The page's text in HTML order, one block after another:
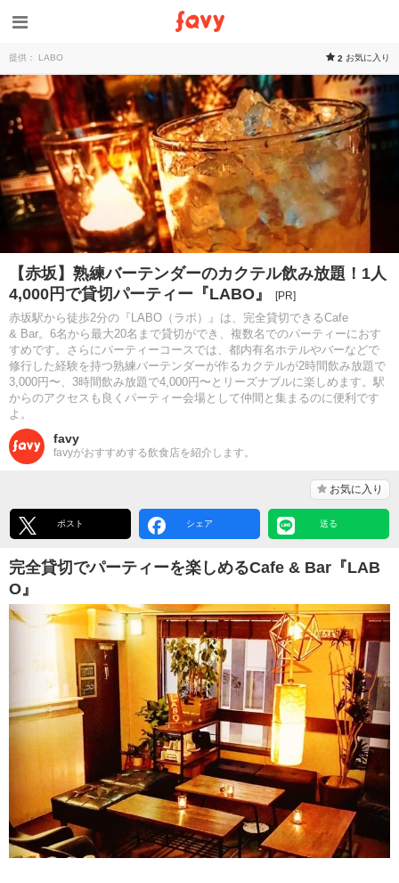
提供： LABO 2 お気に入り
【赤坂】熟練バーテンダーのカクテル飲み放題！1人
4,000円で貸切パーティー『LABO』
[PR]
赤坂駅から徒歩2分の『LABO（ラボ）』は、完全貸切できるCafe
& Bar。6名から最大20名まで貸切ができ、複数名でのパーティーにおす
すめです。さらにパーティーコースでは、都内有名ホテルやバーなどで
修行した経験を持つ熟練バーテンダーが作るカクテルが2時間飲み放題で
3,000円〜、3時間飲み放題で4,000円〜とリーズナブルに楽しめます。駅
からのアクセスも良くパーティー会場として仲間と集まるのに便利です
よ。
favy
favyがおすすめする飲食店を紹介します。
お気に入り
ポスト シェア 送る
完全貸切でパーティーを楽しめるCafe & Bar『LAB
O』